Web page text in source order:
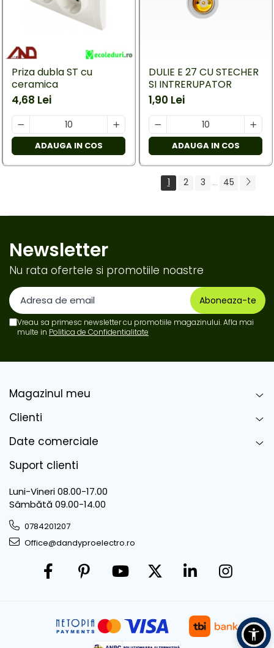
Priza dubla ST cu
ceramica
4,68 Lei
ADAUGA IN COS
DULIE E 27 CU STECHER
SI INTRERUPATOR
1,90 Lei
ADAUGA IN COS
1 2 3 ... 45
Newsletter
Nu rata ofertele si promotiile noastre
Vreau sa primesc newsletter cu promotiile magazinului. Afla mai
multe in Politica de Confidentialitate
Magazinul meu
Clienti
Date comerciale
Suport clienti
Luni-Vineri 08.00-17.00
Sâmbătă 09.00-14.00
0784201207
Office@dandyproelectro.ro